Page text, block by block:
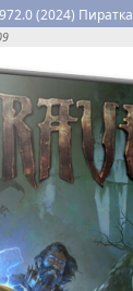
(2024) Пиратка